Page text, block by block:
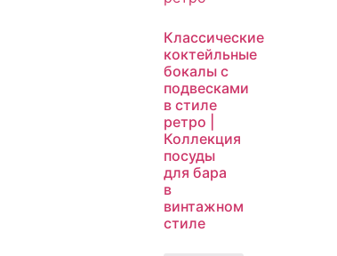
Классические
коктейльные
бокалы с
подвесками
в стиле
ретро |
Коллекция
посуды
для бара
в
винтажном
стиле